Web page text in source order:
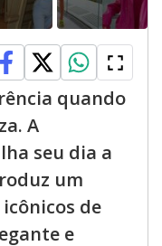
quando
A
seu dia a
um
de
e